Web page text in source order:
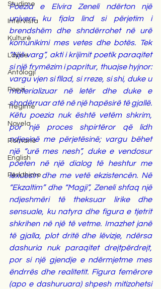
Studime
Intervista
Kulturë
Lajme
Antologji
Poezi
Tregime
Novela
Romane
English
Përkthime
Poezia e Elvira Zeneli ndërton një
univers ku fjala lind si përjetim i
brendshëm dhe shndërrohet në urë
komunikimi mes vetes dhe botës. Tek
“Një varg”, akti i krijimit poetik paraqitet
si një frymëzim i papritur, thuajse hyjnor:
vargu vjen si fllad, si rreze, si shi, duke u
materializuar në letër dhe duke e
shndërruar atë në një hapësirë të gjallë.
Këtu poezia nuk është vetëm shkrim,
por një proces shpirtëror që lidh
ndjesinë me përjetësinë; vargu bëhet
një “urë mes nesh”, duke e vendosur
poeten në një dialog të heshtur me
lexuesin dhe me vetë ekzistencën. Në
“Ekzaltim” dhe “Magji”, Zeneli shfaq një
ndjeshmëri të theksuar lirike dhe
sensuale, ku natyra dhe figura e tjetrit
shkrihen në një të vetme. Imazhet janë
të gjalla, plot dritë dhe lëvizje, ndërsa
dashuria nuk paraqitet drejtpërdrejt,
por si një gjendje e ndërmjetme mes
ëndrrës dhe realitetit. Figura femërore
(apo e dashuruara) shpesh mitizohetsi